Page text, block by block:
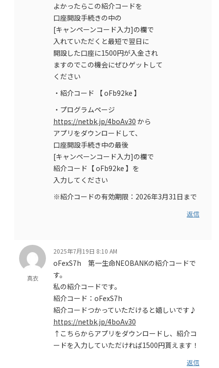
よかったらこの紹介コードを
口座開設手続きの中の
[キャンペーンコード入力]の欄で
入れていただくと最短で翌日に
開設した口座に1500円が入金され
ますのでこの機会にぜひゲットして
ください
・紹介コード 【 oFb92ke 】
・プログラムページ
https://netbk.jp/4boAv30 から
アプリをダウンロードして、
口座開設手続き中の最後
[キャンペーンコード入力]の欄で
紹介コード【 oFb92ke 】を
入力してください
※紹介コードの有効期限：2026年3月31日まで
返信
真衣
2025年7月19日 8:10 AM
oFexS7h 第一生命NEOBANKの紹介コードで
す。
私の紹介コードです。
紹介コード：oFexS7h
紹介コードつかっていただけると嬉しいです♪
https://netbk.jp/4boAv30
↑こちらからアプリをダウンロードし、紹介コ
ードを入力していただければ1500円貰えます！
返信